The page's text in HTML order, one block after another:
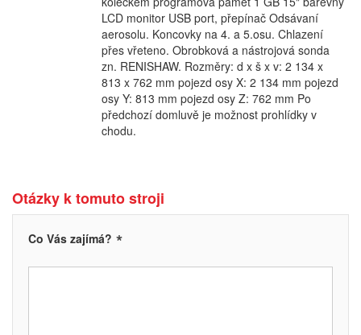
LCD monitor USB port, přepínač Odsávaní
aerosolu. Koncovky na 4. a 5.osu. Chlazení
přes vřeteno. Obrobková a nástrojová sonda
zn. RENISHAW. Rozměry: d x š x v: 2 134 x
813 x 762 mm pojezd osy X: 2 134 mm pojezd
osy Y: 813 mm pojezd osy Z: 762 mm Po
předchozí domluvě je možnost prohlídky v
chodu.
Otázky k tomuto stroji
Co Vás zajímá? *